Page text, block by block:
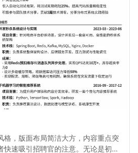
格，版面布局简洁大方，内容重点突
快速吸引招聘官的注意。无论是初入